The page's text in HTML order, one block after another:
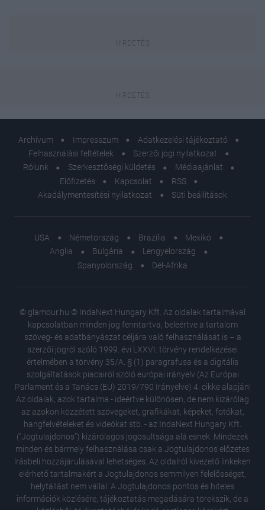
Sokan
Archívum Impresszum
Adatkezelési tájékoztató
Felhasználási feltételek
Szerzői jogi nyilatkozat
Rólunk
Szerkesztőségi küldetés
Médiaajánlat
Előfizetés
Kapcsolat
RSS
Akadálymentesítési nyilatkozat
Süti beállítások
USA Németország Brazília
Mexikó
Anglia
Bulgária
Lengyelország
Spanyolország
Dél-Afrika
© glamour.hu © IndaNext Hungary Kft. Az oldalak tartalmával
kapcsolatban minden jog fenntartva, beleértve a tartalom
szöveg- és adatbányászat céljára való felhasználását is – a
szerzői jogról szóló 1999. évi LXXVI. törvény rendelkezései
értelmében a törvény 35/A. § (1) paragrafusa és a digitális
szolgáltatások piacairól szóló európai irányelv (Az Európai
Parlament és a Tanács (EU) 2019/790 Irányelve) 4. cikke alapján!
Az oldalak, azok tartalma - ideértve különösen, de nem kizárólag
az azokon közzétett szövegeket, grafikákat, képeket, fotókat,
hangfelvételeket és videókat stb. - az IndaNext Hungary Kft.
("Jogtulajdonos") kizárólagos jogosultsága alá esnek. Mindezek
minden és bármely felhasználása csak a Jogtulajdonos előzetes
írásbeli hozzájárulásával lehetséges. Az oldalról kivezető linkeken
elérhető tartalmakért a Jogtulajdonos semmilyen felelősséget,
helytállást nem vállal. A Jogtulajdonos pontos és hiteles
információk közlésére, tájékoztatás megadására törekszik, de a